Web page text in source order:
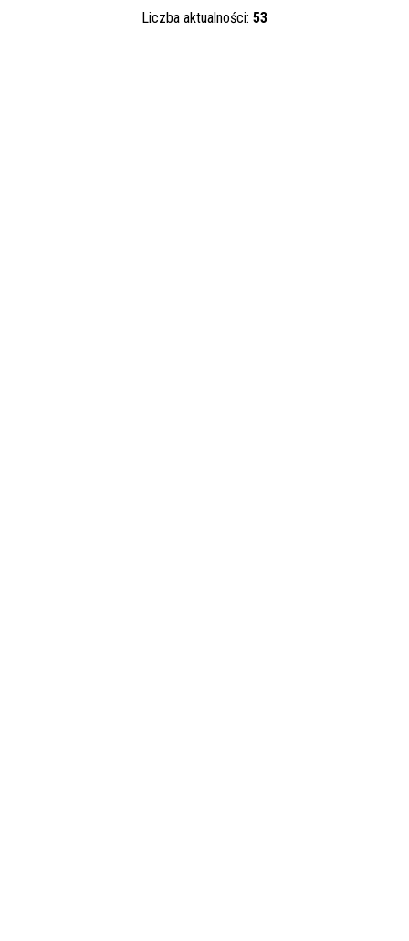
Liczba aktualności: 53